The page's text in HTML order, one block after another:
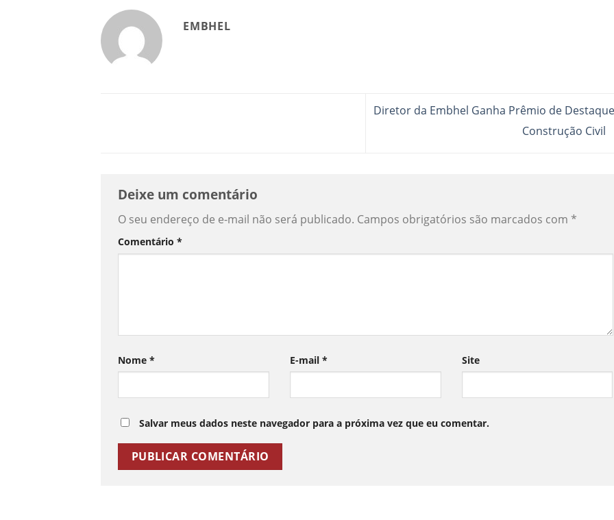
EMBHEL
Diretor da Embhel Ganha Prêmio de
Construção Civil
Deixe um comentário
O seu endereço de e-mail não será publicado. Campos obrigatórios são marcados com *
Comentário *
Nome * E-mail * Site
Salvar meus dados neste navegador para a próxima vez que eu comentar.